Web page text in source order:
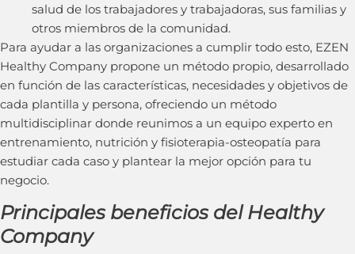
salud de los trabajadores y trabajadoras, sus familias y
otros miembros de la comunidad.
Para ayudar a las organizaciones a cumplir todo esto, EZEN
Healthy Company propone un método propio, desarrollado
en función de las características, necesidades y objetivos de
cada plantilla y persona, ofreciendo un método
multidisciplinar donde reunimos a un equipo experto en
entrenamiento, nutrición y fisioterapia-osteopatía para
estudiar cada caso y plantear la mejor opción para tu
negocio.
Principales beneficios del Healthy
Company